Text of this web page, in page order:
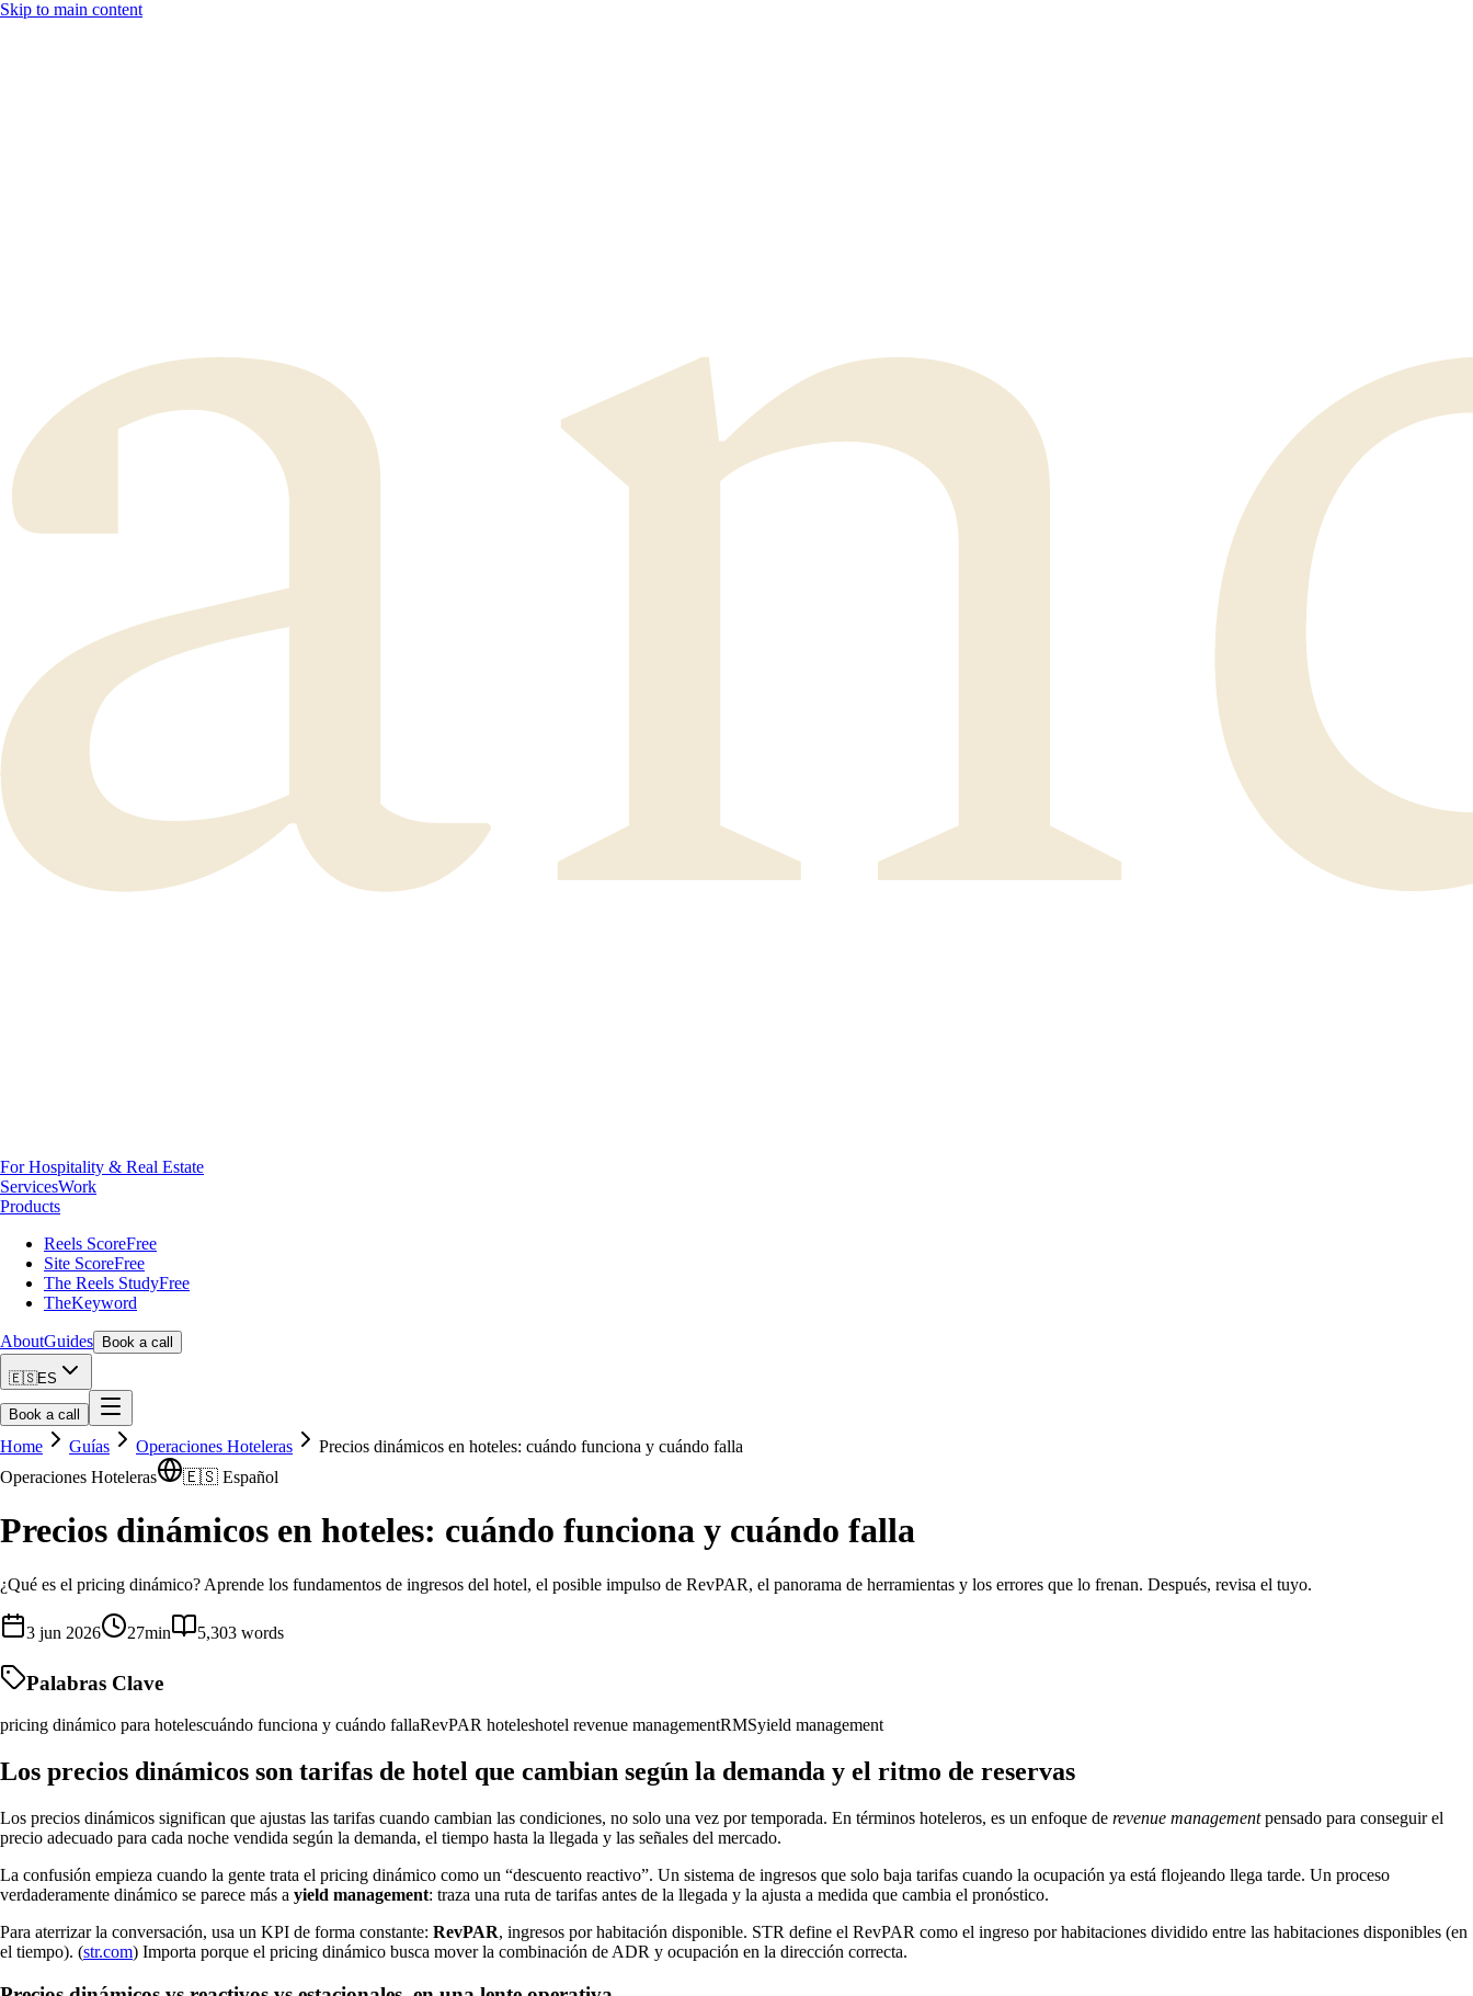
Skip to main content
For Hospitality & Real Estate
ServicesWork
Products
Reels ScoreFree
Site ScoreFree
The Reels StudyFree
TheKeyword
AboutGuides Book a call
🇪🇸ES
Book a call
Home Guías Operaciones Hoteleras
Precios dinámicos en hoteles: cuándo funciona y cuándo falla
Operaciones Hoteleras
🇪🇸 Español
Precios dinámicos en hoteles: cuándo funciona y cuándo falla
¿Qué es el pricing dinámico? Aprende los fundamentos de ingresos del hotel, el posible impulso de RevPAR, el panorama de herramientas y los errores que lo frenan. Después, revisa el tuyo.
3 jun 2026 27min 5,303 words
Palabras Clave
pricing dinámico para hotelescuándo funciona y cuándo fallaRevPAR hoteleshotel revenue managementRMSyield management
Los precios dinámicos son tarifas de hotel que cambian según la demanda y el ritmo de reservas
Los precios dinámicos significan que ajustas las tarifas cuando cambian las condiciones, no solo una vez por temporada. En términos hoteleros, es un enfoque de revenue managementpensado para conseguir el
precio adecuado para cada noche vendida según la demanda, el tiempo hasta la llegada y las señales del mercado.
La confusión empieza cuando la gente trata el pricing dinámico como un “descuento reactivo”. Un sistema de ingresos que solo baja tarifas cuando la ocupación ya está flojeando llega tarde. Un proceso
verdaderamente dinámico se parece más a yield management: traza una ruta de tarifas antes de la llegada y la ajusta a medida que cambia el pronóstico.
Para aterrizar la conversación, usa un KPI de forma constante: RevPAR, ingresos por habitación disponible. STR define el RevPAR como el ingreso por habitaciones dividido entre las habitaciones disponibles (en
el tiempo). (str.com) Importa porque el pricing dinámico busca mover la combinación de ADR y ocupación en la dirección correcta.